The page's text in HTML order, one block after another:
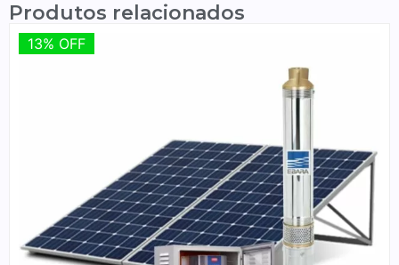
Produtos relacionados
13% OFF
13% OFF